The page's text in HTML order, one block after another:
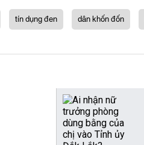
tín dụng đen dân khốn đốn